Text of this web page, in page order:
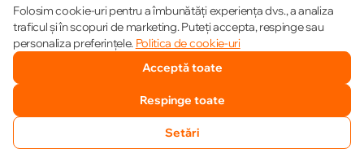
Un accesoriu pe care Xiaomi l-a lansat împreună cu Xiaomi
Pad 6 este o Husă Keyboard, care completează perfect
tableta, pentru o eficiență maximă.
Ai ocazia să primești Husa Keyboard CADOU!
*ofertă valabilă până la 30.09.2023
Citește mai mult
SUNĂ-NE FAVORITE CATALOG COMPARĂ COȘ
Folosim cookie-uri pentru a îmbunătăți experiența dvs., a analiza
traficul și în scopuri de marketing. Puteți accepta, respinge sau
personaliza preferințele. Politica de cookie-uri
Acceptă toate
Respinge toate
Setări